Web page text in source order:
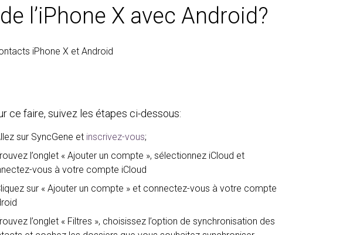
l’iPhone X avec Android?
iPhone X et Android
ce faire, suivez les étapes ci-dessous:
sur SyncGene et inscrivez-vous;
l’onglet « Ajouter un compte », sélectionnez iCloud et
vous à votre compte iCloud
sur « Ajouter un compte » et connectez-vous à votre compte
l’onglet « Filtres », choisissez l’option de synchronisation des